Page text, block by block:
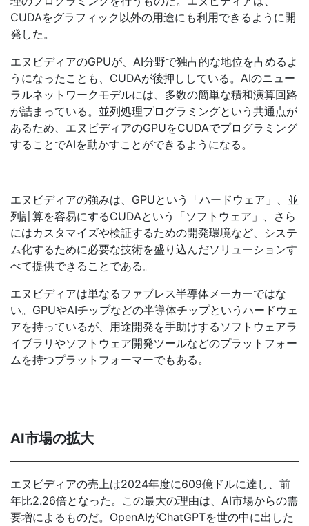
CUDAをグラフィック以外の用途にも利用できるように開
発した。
エヌビディアのGPUが、AI分野で独占的な地位を占めるよ
うになったことも、CUDAが後押ししている。AIのニュー
ラルネットワークモデルには、多数の簡単な積和演算回路
が詰まっている。並列処理プログラミングという共通点が
あるため、エヌビディアのGPUをCUDAでプログラミング
することでAIを動かすことができるようになる。
エヌビディアの強みは、GPUという「ハードウェア」、並
列計算を容易にするCUDAという「ソフトウェア」、さら
にはカスタマイズや検証するための開発環境など、システ
ム化するために必要な技術を盛り込んだソリューションす
べて提供できることである。
エヌビディアは単なるファブレス半導体メーカーではな
い。GPUやAIチップなどの半導体チップというハードウェ
アを持っているが、用途開発を手助けするソフトウェアラ
イブラリやソフトウェア開発ツールなどのプラットフォー
ムを持つプラットフォーマーでもある。
AI市場の拡大
エヌビディアの売上は2024年度に609億ドルに達し、前
年比2.26倍となった。この最大の理由は、AI市場からの需
要増によるものだ。OpenAIがChatGPTを世の中に出した